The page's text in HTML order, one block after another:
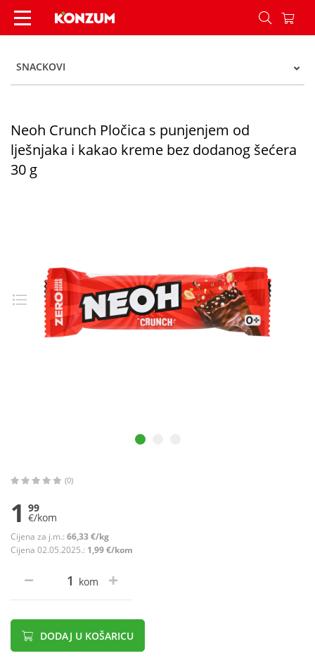
Neoh Crunch Pločica s punjenjem od lješnjaka i
SNACKOVI
Neoh Crunch Pločica s punjenjem od
lješnjaka i kakao kreme bez dodanog šećera
30 g
(0)
1 99
€/kom
Cijena za j.m.: 66,33 €/kg
Cijena 02.05.2025.: 1,99 €/kom
kom
DODAJ U KOŠARICU